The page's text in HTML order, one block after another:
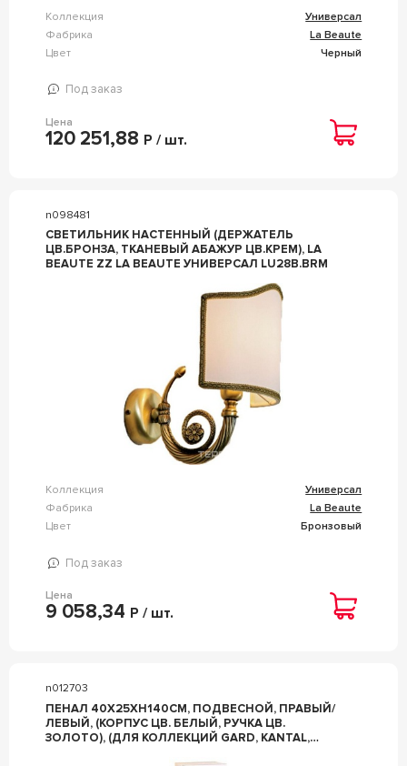
Коллекция
Универсал
Фабрика
La Beaute
Цвет
Черный
Под заказ
Цена
120 251,88 Р / шт.
n098481
СВЕТИЛЬНИК НАСТЕННЫЙ (ДЕРЖАТЕЛЬ
ЦВ.БРОНЗА, ТКАНЕВЫЙ АБАЖУР ЦВ.КРЕМ), LA
BEAUTE ZZ LA BEAUTE УНИВЕРСАЛ LU28B.BRM
Коллекция
Универсал
Фабрика
La Beaute
Цвет
Бронзовый
Под заказ
Цена
9 058,34 Р / шт.
n012703
ПЕНАЛ 40Х25ХH140СМ, ПОДВЕСНОЙ, ПРАВЫЙ/
ЛЕВЫЙ, (КОРПУС ЦВ. БЕЛЫЙ, РУЧКА ЦВ.
ЗОЛОТО), (ДЛЯ КОЛЛЕКЦИЙ GARD, KANTAL,